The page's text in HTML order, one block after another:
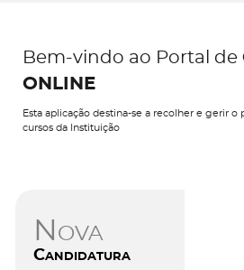
Bem-vindo ao Portal de
ONLINE
Esta aplicação destina-se a recolher e gerir o
cursos da Instituição
Nova
Candidatura